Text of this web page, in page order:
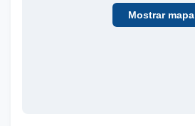
Mostrar mapa